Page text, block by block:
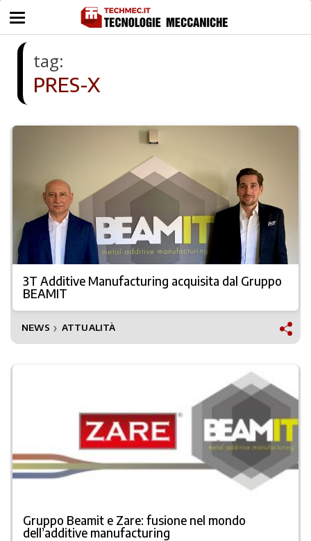
tag:
PRES-X
3T Additive Manufacturing acquisita dal Gruppo
BEAMIT
NEWS ❯ ATTUALITÀ
Gruppo Beamit e Zare: fusione nel mondo
dell’additive manufacturing